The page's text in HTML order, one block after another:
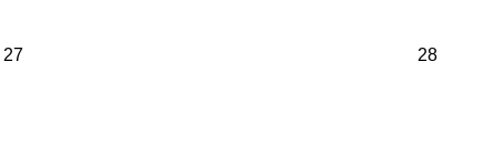
27 28